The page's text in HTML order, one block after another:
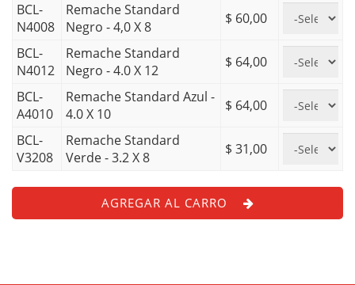
BCL-
N4008
Remache Standard
Negro - 4,0 X 8
$ 60,00
BCL-
N4012
Remache Standard
Negro - 4.0 X 12
$ 64,00
BCL-
A4010
Remache Standard Azul -
4.0 X 10
$ 64,00
BCL-
V3208
Remache Standard
Verde - 3.2 X 8
$ 31,00
AGREGAR AL CARRO